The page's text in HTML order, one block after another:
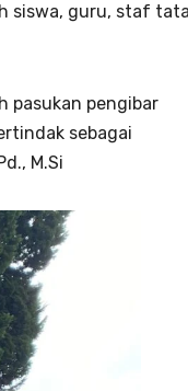
siswa, guru, staf
pasukan pengibar
sebagai
M.Si